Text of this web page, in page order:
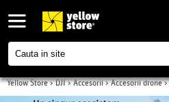
Yellow Store>DJI>Accesorii>Accesorii drone>
Avata 2